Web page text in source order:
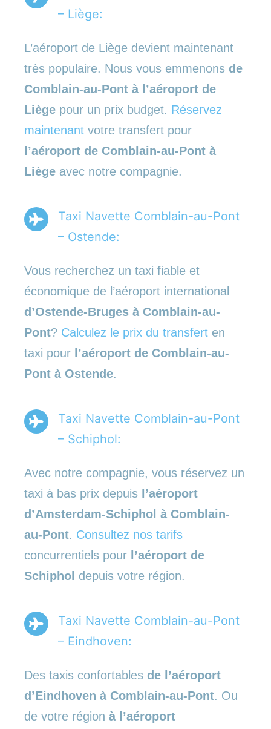
– Liège:
L’aéroport de Liège devient maintenant
très populaire. Nous vous emmenons de
Comblain-au-Pont à l’aéroport de
Liège pour un prix budget. Réservez
maintenant votre transfert pour
l’aéroport de Comblain-au-Pont à
Liège avec notre compagnie.
Taxi Navette Comblain-au-Pont
– Ostende:
Vous recherchez un taxi fiable et
économique de l’aéroport international
d’Ostende-Bruges à Comblain-au-
Pont? Calculez le prix du transfert en
taxi pour l’aéroport de Comblain-au-
Pont à Ostende.
Taxi Navette Comblain-au-Pont
– Schiphol:
Avec notre compagnie, vous réservez un
taxi à bas prix depuis l’aéroport
d’Amsterdam-Schiphol à Comblain-
au-Pont. Consultez nos tarifs
concurrentiels pour l’aéroport de
Schiphol depuis votre région.
Taxi Navette Comblain-au-Pont
– Eindhoven:
Des taxis confortables de l’aéroport
d’Eindhoven à Comblain-au-Pont. Ou
de votre région à l’aéroport